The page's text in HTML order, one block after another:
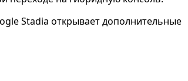
Stadia открывает дополнительные